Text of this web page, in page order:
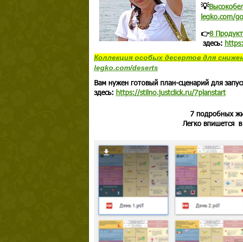
💡
legko.com/
👉8
здесь:
Коллекция особых десертовдля
legko.com/deserts
Вам нужен готовый план-сценарий для
здесь: https://stilno.justclick.ru/7planstart
7 подробных
Легко впишется